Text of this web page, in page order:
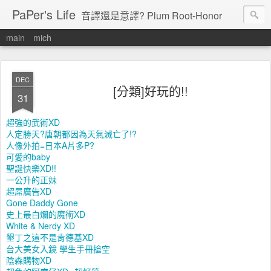
PaPer's Life 音譯還是意譯? Plum Root-Honor
main mich
DEC
31 [分類]好玩的!!
超強的武術XD
人定勝天?唐朝都因為天氣滅亡了!?
人像外拍=日本A片多P?
可愛的baby
聖誕快樂XD!!
一公升的正妹
超屌廣告XD
Gone Daddy Gone
史上最白爛的魔術XD
White & Nerdy XD
墾丁之這不是肯德基XD
台大美女入鏡 學生手冊搶空
陰森購物XD